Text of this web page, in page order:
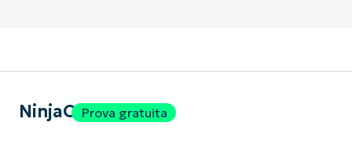
NinjaOneProva gratuita